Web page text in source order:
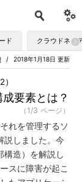
ド クラウドネイ
2018年1月18日 更新
要素とは？
（1/3 ページ）
れを管理するソ
説しました。今
構造）を解説し
スに障害が起こ